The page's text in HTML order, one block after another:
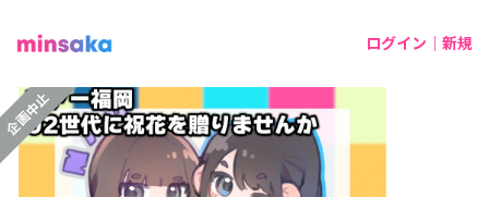
ログイン｜新規
企画中止